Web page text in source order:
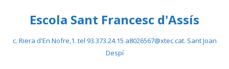
Escola Sant Francesc d'Assís
c. Riera d'En Nofre,1. tel 93.373.24.15 a8026567@xtec.cat. Sant Joan
Despí